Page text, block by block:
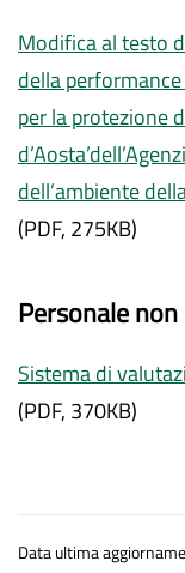
Modifica al testo
della
per la protezione
dell’ambiente
(PDF, 275KB)
Personale
Sistema di
(PDF, 370KB)
Data ultima